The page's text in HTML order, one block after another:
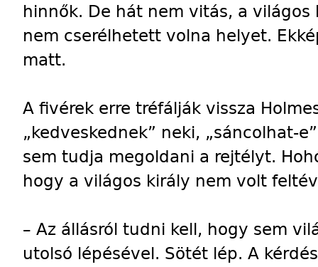
hinnők. De hát nem vitás, a
nem cserélhetett volna helyet.
matt.
A fivérek erre tréfálják vissza
„kedveskednek” neki, „sáncolhat-
sem tudja megoldani a rejtélyt.
hogy a világos király nem volt
– Az állásról tudni kell, hogy sem
utolsó lépésével. Sötét lép. A